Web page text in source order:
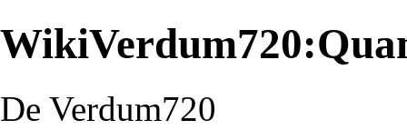
De Verdum720